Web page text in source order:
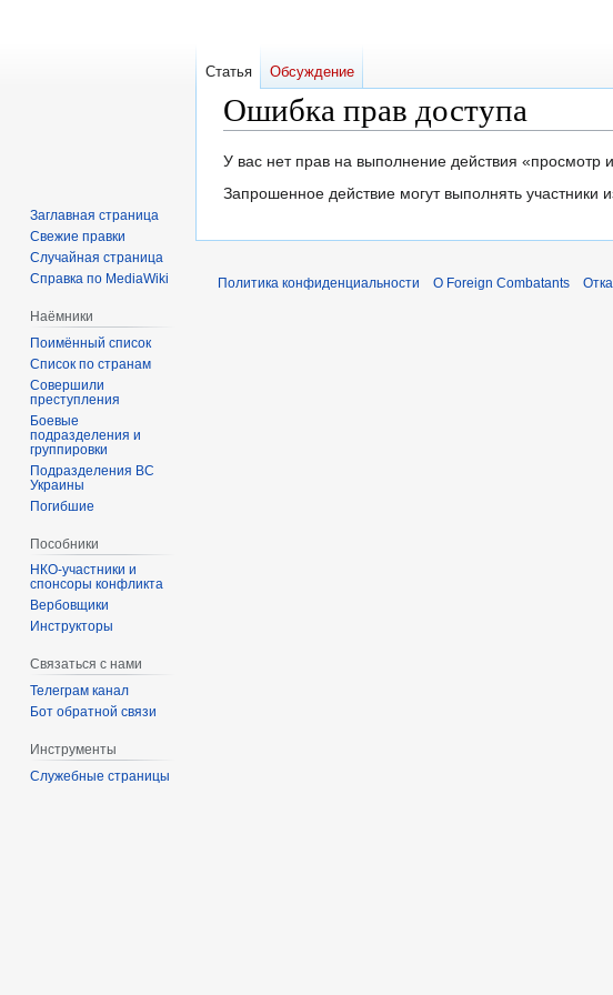
Ошибка прав доступа
Перейти
к
Перейти
к
У вас нет прав на выполнение действия
Запрошенное действие могут выполнять участники
Статья Обсуждение
Заглавная страница
Свежие правки
Случайная страница
Справка по MediaWiki
Наёмники
Поимённый список
Список по странам
Совершили
преступления
Боевые
подразделения и
группировки
Подразделения ВС
Украины
Погибшие
Пособники
спонсоры конфликта
‏‎Вербовщики
Инструкторы
Связаться с нами
Телеграм канал
Бот обратной связи
Инструменты
Служебные страницы
Политика конфиденциальности О Foreign Combatants